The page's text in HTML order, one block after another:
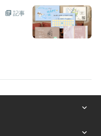
記事